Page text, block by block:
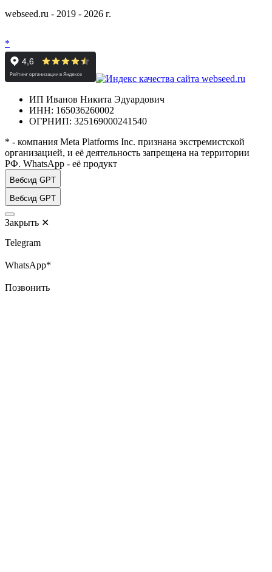
webseed.ru - 2019 - 2026 г.
*
ИП Иванов Никита Эдуардович
ИНН: 165036260002
ОГРНИП: 325169000241540
* - компания Meta Platforms Inc. признана экстремистской
организацией, и её деятельность запрещена на территории
РФ. WhatsApp - её продукт
Вебсид GPT
Вебсид GPT
Закрыть ✕
Telegram
WhatsApp*
Позвонить